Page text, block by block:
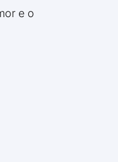
e o